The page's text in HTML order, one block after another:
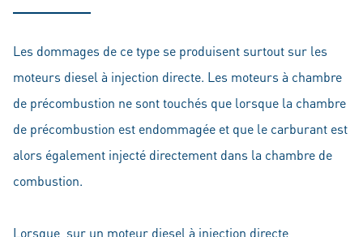
Les dommages de ce type se produisent surtout sur les
moteurs diesel à injection directe. Les moteurs à chambre
de précombustion ne sont touchés que lorsque la chambre
de précombustion est endommagée et que le carburant est
alors également injecté directement dans la chambre de
combustion.
Lorsque, sur un moteur diesel à injection directe,